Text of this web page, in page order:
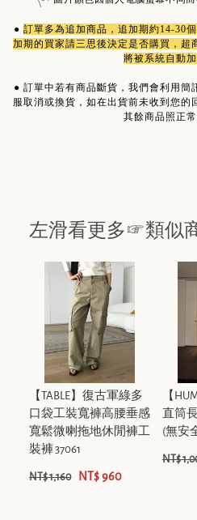
● 訂單多為追加商品 ，追加期約14-30
加期的買家請三思後決定是否購買，超
將被系統自動
● 訂單中若有商品斷貨，我們會利用簡
服取消或換貨，如在出貨前未收到您的
其餘商品照正
左滑看更多☞類似
【TABLE】復古軍綠多
口袋工裝寬褲高腰垂感
寬鬆微喇拖地休閒褲工
裝褲 37061
NT$ 1,160 NT$ 960
【
直筒
(無安
NT$